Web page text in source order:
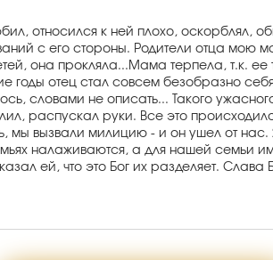
относился к ней плохо, оскорблял,
с его стороны. Родители отца мою
она прокляла...Мама терпела, т.к.
годы отец стал совсем безобразно
словами не описать... Такого
распускал руки. Все это
мы вызвали милицию - и он ушел от
налаживаются, а для нашей семьи
ей, что это Бог их разделяет.